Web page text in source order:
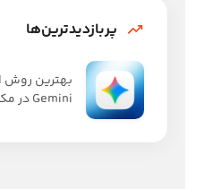
پربازدیدترین‌ها
بهترین
Gemini در مک